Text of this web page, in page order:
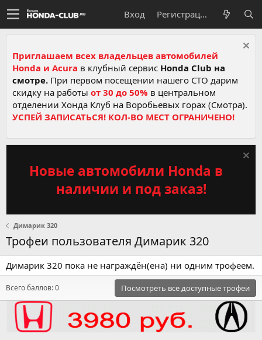
Вход Регистрация
Приглашаем всех владельцев автомобилей
Honda и Acura в клубный сервис Honda Club на
смотре. При первом посещении нашего СТО дарим
скидку на работы от 30 до 50% в центральном
отделении Хонда Клуб на Воробьевых горах (Смотра).
УСПЕЙ ЗАПИСАТЬСЯ! КОЛ-ВО МЕСТ ОГРАНИЧЕНО!
Новые автомобили Honda в
наличии и под заказ!
Димарик 320
Трофеи пользователя Димарик 320
Димарик 320 пока не награждён(ена) ни одним трофеем.
Всего баллов: 0 Посмотреть все доступные трофеи